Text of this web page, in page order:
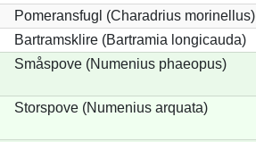
Pomeransfugl (Charadrius morinellus)
Bartramsklire (Bartramia longicauda)
Småspove (Numenius phaeopus)
Storspove (Numenius arquata)